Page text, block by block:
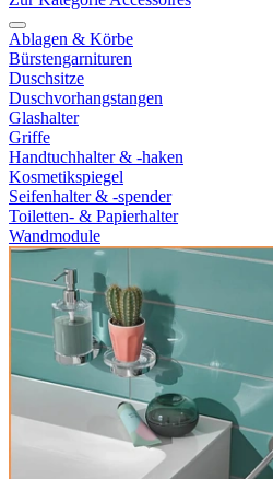
Ablagen & Körbe
Bürstengarnituren
Duschsitze
Duschvorhangstangen
Glashalter
Griffe
Handtuchhalter & -haken
Kosmetikspiegel
Seifenhalter & -spender
Toiletten- & Papierhalter
Wandmodule